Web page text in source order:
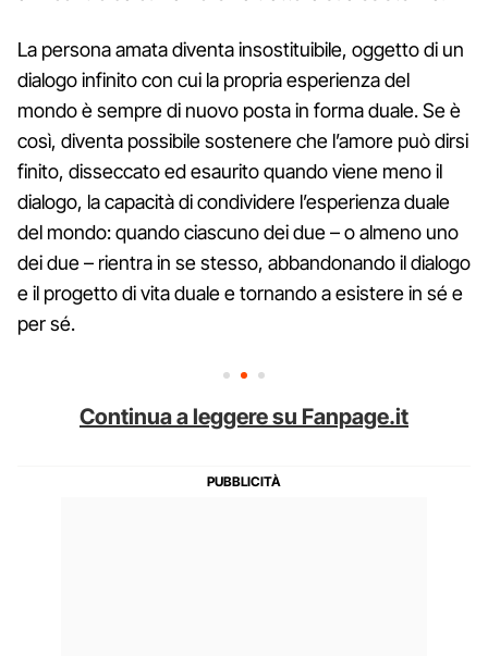
La persona amata diventa insostituibile, oggetto di un
dialogo infinito con cui la propria esperienza del
mondo è sempre di nuovo posta in forma duale. Se è
così, diventa possibile sostenere che l’amore può dirsi
finito, disseccato ed esaurito quando viene meno il
dialogo, la capacità di condividere l’esperienza duale
del mondo: quando ciascuno dei due – o almeno uno
dei due – rientra in se stesso, abbandonando il dialogo
e il progetto di vita duale e tornando a esistere in sé e
per sé.
Continua a leggere su Fanpage.it